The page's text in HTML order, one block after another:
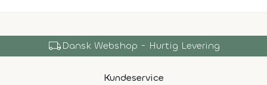
local_shippingDansk Webshop - Hurtig Levering
Kundeservice